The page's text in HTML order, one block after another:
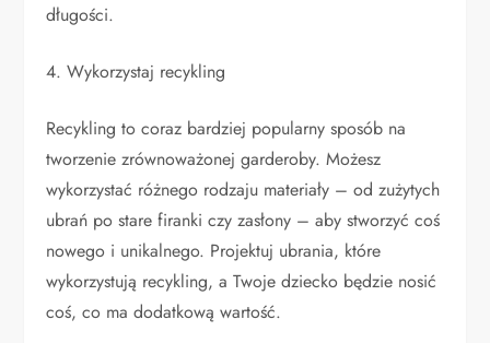
długości.
4. Wykorzystaj recykling
Recykling to coraz bardziej popularny sposób na
tworzenie zrównoważonej garderoby. Możesz
wykorzystać różnego rodzaju materiały – od zużytych
ubrań po stare firanki czy zasłony – aby stworzyć coś
nowego i unikalnego. Projektuj ubrania, które
wykorzystują recykling, a Twoje dziecko będzie nosić
coś, co ma dodatkową wartość.